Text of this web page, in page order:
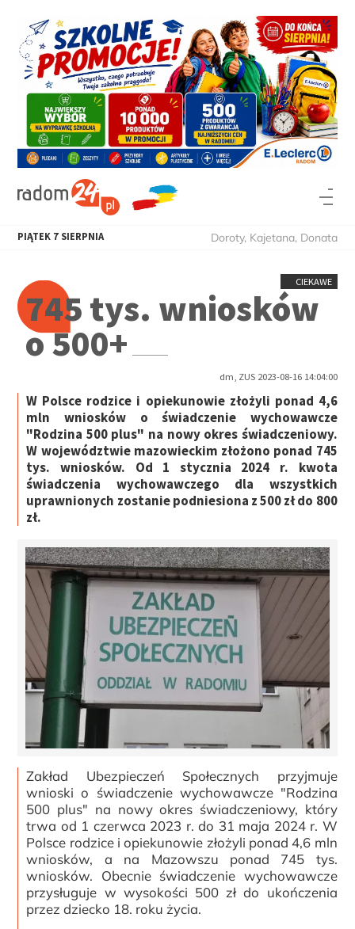
PIĄTEK 7 SIERPNIA Doroty, Kajetana, Donata
CIEKAWE
745 tys. wniosków
o 500+
dm, ZUS 2023-08-16 14:04:00
W Polsce rodzice i opiekunowie złożyli ponad 4,6
mln wniosków o świadczenie wychowawcze
"Rodzina 500 plus" na nowy okres świadczeniowy.
W województwie mazowieckim złożono ponad 745
tys. wniosków. Od 1 stycznia 2024 r. kwota
świadczenia wychowawczego dla wszystkich
uprawnionych zostanie podniesiona z 500 zł do 800
zł.
Zakład Ubezpieczeń Społecznych przyjmuje
wnioski o świadczenie wychowawcze "Rodzina
500 plus" na nowy okres świadczeniowy, który
trwa od 1 czerwca 2023 r. do 31 maja 2024 r. W
Polsce rodzice i opiekunowie złożyli ponad 4,6 mln
wniosków, a na Mazowszu ponad 745 tys.
wniosków. Obecnie świadczenie wychowawcze
przysługuje w wysokości 500 zł do ukończenia
przez dziecko 18. roku życia.